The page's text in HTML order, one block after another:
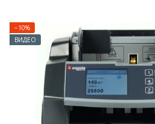
−10%
ВИДЕО